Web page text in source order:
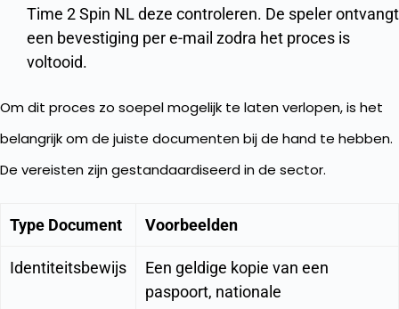
Time 2 Spin NL deze controleren. De speler ontvangt
een bevestiging per e-mail zodra het proces is
voltooid.
Om dit proces zo soepel mogelijk te laten verlopen, is het
belangrijk om de juiste documenten bij de hand te hebben.
De vereisten zijn gestandaardiseerd in de sector.
Type Document Voorbeelden
Identiteitsbewijs
Een geldige kopie van een
paspoort, nationale